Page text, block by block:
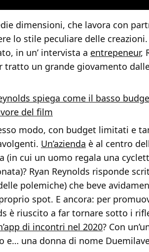
dimensioni, che lavora con
lo stile peculiare delle creazioni.
in un’ intervista a entrepeneur,
tratto un grande giovamento
spiega come il basso
del film
modo, con budget limitati e
Un’azienda è al centro
(in cui un uomo regala una
Ryan Reynolds risponde
polemiche) che beve
spot. E ancora: per
è riuscito a far tornare sotto i
di incontri nel 2020? Con
e… una donna di nome